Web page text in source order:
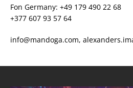
Fon Germany: +49 179
+377 607 93 57 64
info@mandoga.com,